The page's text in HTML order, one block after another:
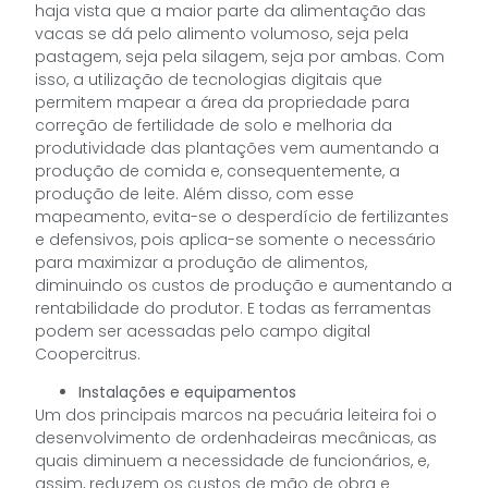
haja vista que a maior parte da alimentação das
vacas se dá pelo alimento volumoso, seja pela
pastagem, seja pela silagem, seja por ambas. Com
isso, a utilização de tecnologias digitais que
permitem mapear a área da propriedade para
correção de fertilidade de solo e melhoria da
produtividade das plantações vem aumentando a
produção de comida e, consequentemente, a
produção de leite. Além disso, com esse
mapeamento, evita-se o desperdício de fertilizantes
e defensivos, pois aplica-se somente o necessário
para maximizar a produção de alimentos,
diminuindo os custos de produção e aumentando a
rentabilidade do produtor. E todas as ferramentas
podem ser acessadas pelo campo digital
Coopercitrus.
Instalações e equipamentos
Um dos principais marcos na pecuária leiteira foi o
desenvolvimento de ordenhadeiras mecânicas, as
quais diminuem a necessidade de funcionários, e,